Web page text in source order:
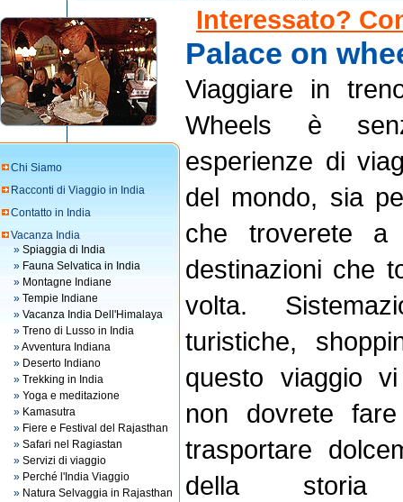
Chi Siamo
Racconti di Viaggio in India
Contatto in India
Vacanza India
» Spiaggia di India
» Fauna Selvatica in India
» Montagne Indiane
» Tempie Indiane
» Vacanza India Dell'Himalaya
» Treno di Lusso in India
»Avventura Indiana
» Deserto Indiano
» Trekking in India
» Yoga e meditazione
» Kamasutra
» Fiere e Festival del Rajasthan
» Safari nel Ragiastan
» Servizi di viaggio
» Perché l'India Viaggio
» Natura Selvaggia in Rajasthan
Interessato?
Palace on
Viaggiare in
Wheels è
esperienze di
del mondo, sia
che troverete
destinazioni che
volta.
turistiche,
questo viaggio
non dovrete
trasportare
della storia